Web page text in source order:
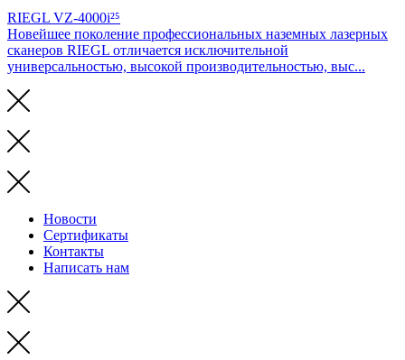
RIEGL VZ-4000i²⁵
Новейшее поколение профессиональных наземных лазерных
сканеров RIEGL отличается исключительной
универсальностью, высокой производительностью, выс...
Новости
Сертификаты
Контакты
Написать нам